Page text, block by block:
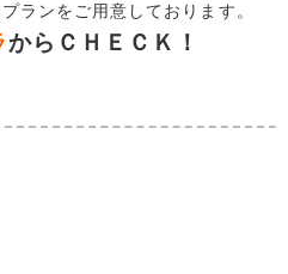
ランをご用意しております。
からＣＨＥＣＫ！